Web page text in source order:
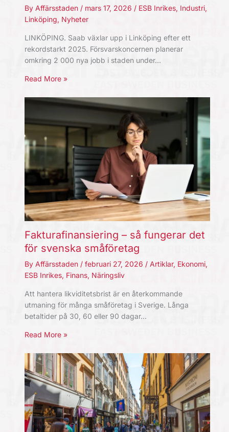
By Affärsstaden / mars 17, 2026 / ESB Inrikes, Industri,
Linköping, Nyheter
LINKÖPING. Saab växlar upp i Linköping efter ett
rekordstarkt 2025. Försvarskoncernen planerar
omkring 2 000 nya jobb i staden under…
Read More »
Fakturafinansiering – så fungerar det
för svenska småföretag
By Affärsstaden / februari 27, 2026 / Artiklar, Ekonomi,
ESB Inrikes, Finans, Näringsliv
Att hantera likviditetsbrist är en återkommande
utmaning för många småföretag i Sverige. Långa
betaltider på 30, 60 eller 90 dagar…
Read More »